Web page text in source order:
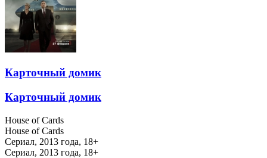
Карточный домик
Карточный домик
House of Cards
House of Cards
Сериал, 2013 года, 18+
Сериал, 2013 года, 18+